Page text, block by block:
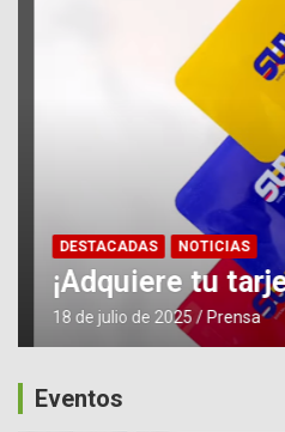
DESTACADAS NOTICIAS
¡Adquiere tu
18 de julio de 2025 Prensa
Eventos